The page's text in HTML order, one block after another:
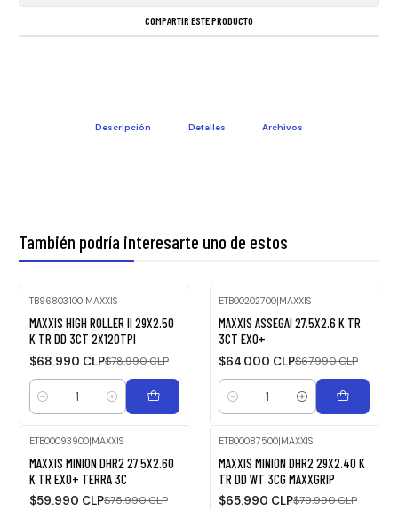
COMPARTIR ESTE PRODUCTO
Descripción Detalles Archivos
También podría interesarte uno de estos
-13%
OFF
TB96803100|MAXXIS
MAXXIS HIGH ROLLER II 29X2.50
K TR DD 3CT 2X120TPI
$68.990 CLP$78.990 CLP
Cantidad
-6%
OFF
ETB00202700|MAXXIS
MAXXIS ASSEGAI 27.5X2.6 K TR
3CT EXO+
$64.000 CLP$67.990 CLP
Cantidad
-21%
OFF
ETB00093900|MAXXIS
MAXXIS MINION DHR2 27.5X2.60
K TR EXO+ TERRA 3C
$59.990 CLP$75.990 CLP
-18%
OFF
ETB00087500|MAXXIS
MAXXIS MINION DHR2 29X2.40 K
TR DD WT 3CG MAXXGRIP
$65.990 CLP$79.990 CLP